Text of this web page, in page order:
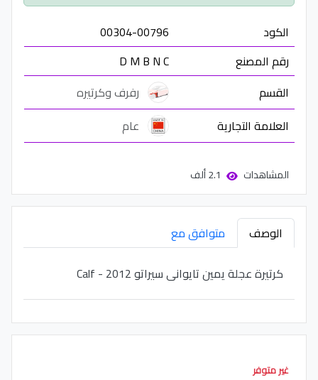
الكود
00304-00796
رقم المصنع
D M B N C
القسم
رفرف وكرتيره
العلامة التجارية
عام
المشاهدات
الوصف
متوافق مع
كرتيرة عجلة يمين تايوانى سيراتو 2012 - Calf
غير متوفر